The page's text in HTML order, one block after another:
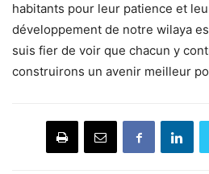
habitants pour leur patience et
développement de notre wilaya
suis fier de voir que chacun y
construirons un avenir meilleur